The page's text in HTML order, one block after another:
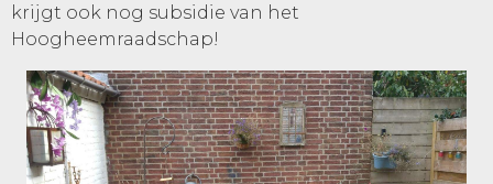
krijgt ook nog subsidie van het
Hoogheemraadschap!